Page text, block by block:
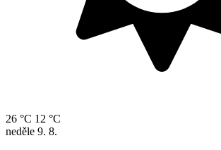
26 °C 12 °C
neděle 9. 8.